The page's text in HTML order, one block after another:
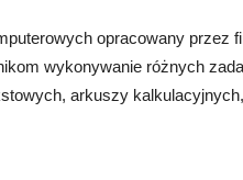
opracowany przez
wykonywanie różnych
arkuszy